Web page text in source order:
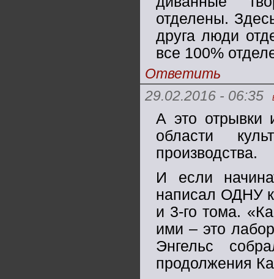
отделены.
друга люди
все 100%
Ответить
29.02.2016 - 06:35
А это отрывки
области
производства.
И если
написал ОДНУ
и 3-го тома.
ими – это
Энгельс
продолжения